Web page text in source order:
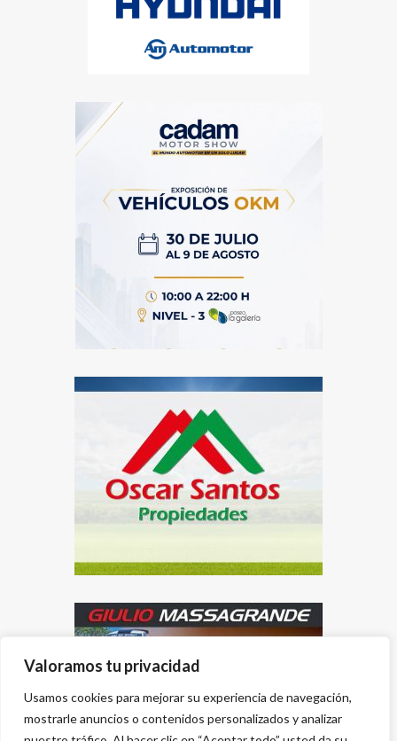
Valoramos tu privacidad
Usamos cookies para mejorar su experiencia de navegación,
mostrarle anuncios o contenidos personalizados y analizar